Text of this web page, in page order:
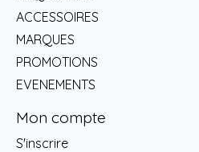
ACCESSOIRES
MARQUES
PROMOTIONS
EVENEMENTS
Mon compte
S'inscrire